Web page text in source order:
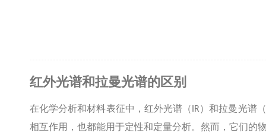
红外光谱和拉曼光谱的区别
在化学分析和材料表征中，红外光谱（ IR）和拉曼光谱（
相互作用，也都能用于定性和定量分析。然而，它们的